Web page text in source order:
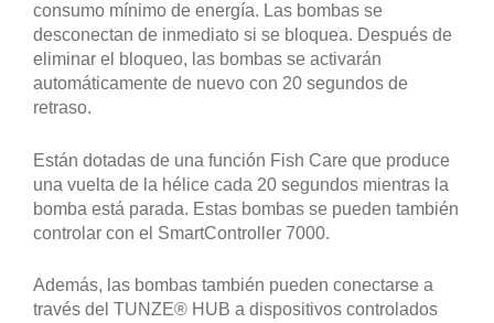
consumo mínimo de energía. Las bombas se
desconectan de inmediato si se bloquea. Después de
eliminar el bloqueo, las bombas se activarán
automáticamente de nuevo con 20 segundos de
retraso.
Están dotadas de una función Fish Care que produce
una vuelta de la hélice cada 20 segundos mientras la
bomba está parada. Estas bombas se pueden también
controlar con el SmartController 7000.
Además, las bombas también pueden conectarse a
través del TUNZE® HUB a dispositivos controlados